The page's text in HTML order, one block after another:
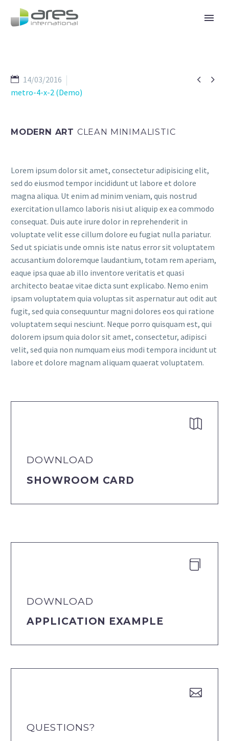
 
14/03/2016
metro-4-x-2 (Demo)
MODERN ART CLEAN MINIMALISTIC
Lorem ipsum dolor sit amet, consectetur adipisicing elit,
sed do eiusmod tempor incididunt ut labore et dolore
magna aliqua. Ut enim ad minim veniam, quis nostrud
exercitation ullamco laboris nisi ut aliquip ex ea commodo
consequat. Duis aute irure dolor in reprehenderit in
voluptate velit esse cillum dolore eu fugiat nulla pariatur.
Sed ut spiciatis unde omnis iste natus error sit voluptatem
accusantium doloremque laudantium, totam rem aperiam,
eaque ipsa quae ab illo inventore veritatis et quasi
architecto beatae vitae dicta sunt explicabo. Nemo enim
ipsam voluptatem quia voluptas sit aspernatur aut odit aut
fugit, sed quia consequuntur magni dolores eos qui ratione
voluptatem sequi nesciunt. Neque porro quisquam est, qui
dolorem ipsum quia dolor sit amet, consectetur, adipisci
velit, sed quia non numquam eius modi tempora incidunt ut
labore et dolore magnam aliquam quaerat voluptatem.


DOWNLOAD
SHOWROOM CARD


DOWNLOAD
APPLICATION EXAMPLE


QUESTIONS?